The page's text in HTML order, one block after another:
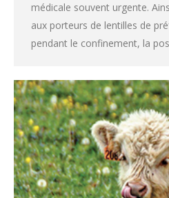
médicale souvent urgente.
aux porteurs de lentilles de
pendant le confinement, la